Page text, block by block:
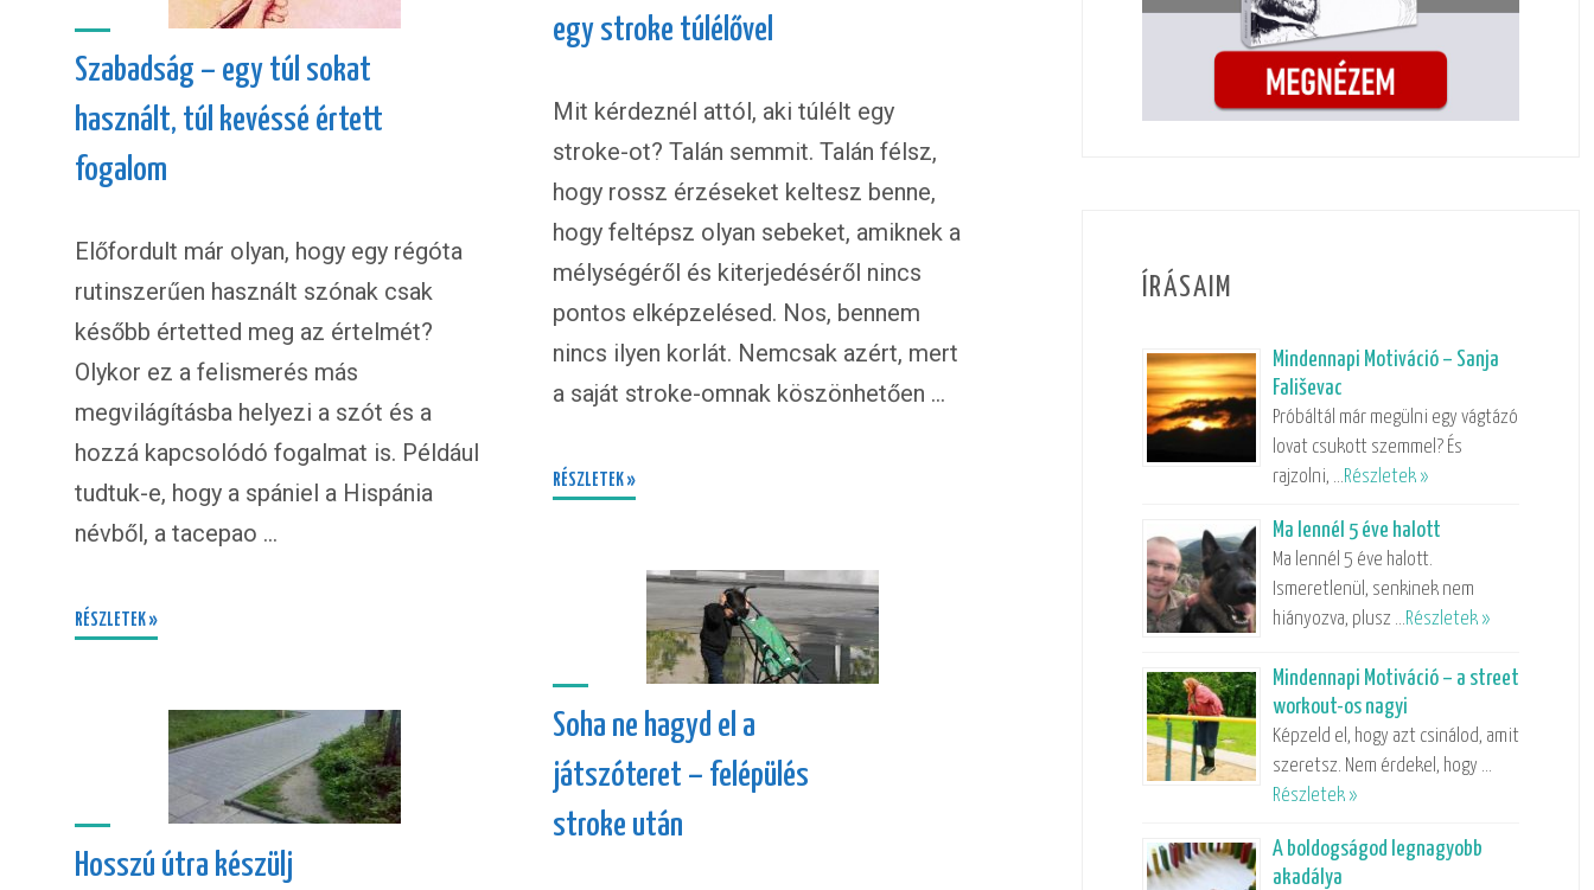
egy stroke túlélővel
Mit kérdeznél attól, aki túlélt egy
stroke-ot? Talán semmit. Talán félsz,
hogy rossz érzéseket keltesz benne,
hogy feltépsz olyan sebeket, amiknek a
mélységéről és kiterjedéséről nincs
pontos elképzelésed. Nos, bennem
nincs ilyen korlát. Nemcsak azért, mert
a saját stroke-omnak köszönhetően …
RÉSZLETEK »
Szabadság – egy túl sokat
használt, túl kevéssé értett
fogalom
Előfordult már olyan, hogy egy régóta
rutinszerűen használt szónak csak
később értetted meg az értelmét?
Olykor ez a felismerés más
megvilágításba helyezi a szót és a
hozzá kapcsolódó fogalmat is. Például
tudtuk-e, hogy a spániel a Hispánia
névből, a tacepao …
RÉSZLETEK »
Soha ne hagyd el a
játszóteret – felépülés
stroke után
Hosszú útra készülj
ÍRÁSAIM
Mindennapi Motiváció – Sanja
Fališevac
Próbáltál már megülni egy vágtázó
lovat csukott szemmel? És
rajzolni, …Részletek »
Ma lennél 5 éve halott
Ma lennél 5 éve halott.
Ismeretlenül, senkinek nem
hiányozva, plusz …Részletek »
Mindennapi Motiváció – a street
workout-os nagyi
Képzeld el, hogy azt csinálod, amit
szeretsz. Nem érdekel, hogy …
Részletek »
A boldogságod legnagyobb
akadálya